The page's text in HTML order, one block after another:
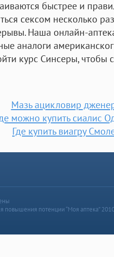
быстрее и
сексом несколько
Наша онлайн-
аналоги
курс Синсеры, чтобы
Мазь ацикловир
можно купить сиалис
Где купить виагру
повышения потенции “Моя аптека”